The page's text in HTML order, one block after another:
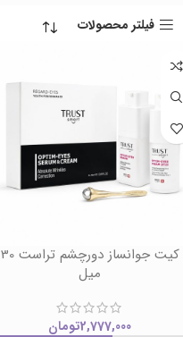
فیلتر محصولات
کیت جوانساز دورچشم تراست 30
میل
2,777,000تومان